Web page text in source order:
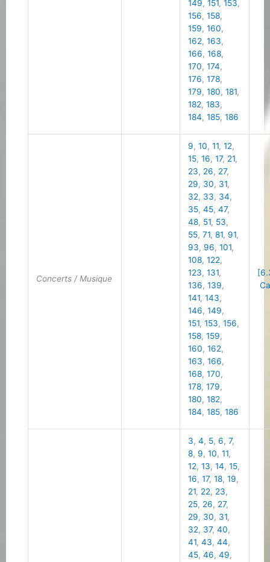
149,151,153,
156,158,
159,160,
162,163,
166,168,
170,174,
176,178,
179,180,181,
182,183,
184,185,186
Concerts / Musique
9,10,11,12,
15,16,17, 21,
23, 26, 27,
29, 30, 31,
32, 33, 34,
35,45,47,
48, 51, 53,
55,71,81, 91,
93, 96,101,
108,122,
123,131,
136,139,
141,143,
146,149,
151,153,156,
158,159,
160,162,
163,166,
168,170,
178,179,
180,182,
184,185,186
3,4, 5,6,7,
8, 9,10,11,
12,13,14,15,
16,17,18,19,
21, 22, 23,
25, 26, 27,
29, 30, 31,
32, 37,40,
41,43,44,
45,46,49,